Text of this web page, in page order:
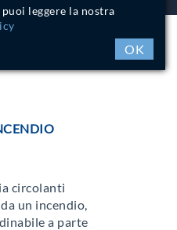
leggere la nostra
OK
circolanti
un incendio,
a parte